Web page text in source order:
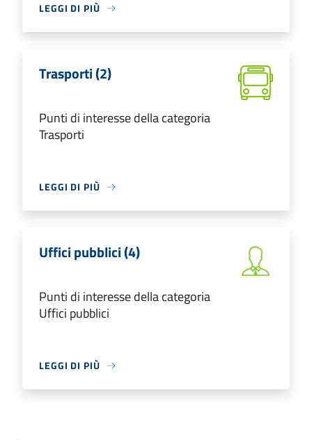
LEGGI DI PIÙ
Trasporti (2)
Punti di interesse della categoria
Trasporti
LEGGI DI PIÙ
Uffici pubblici (4)
Punti di interesse della categoria
Uffici pubblici
LEGGI DI PIÙ